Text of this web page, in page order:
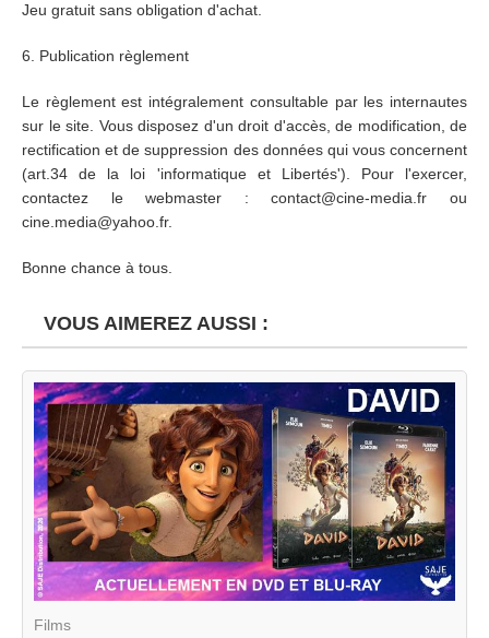
Jeu gratuit sans obligation d'achat.
6. Publication règlement
Le règlement est intégralement consultable par les internautes
sur le site. Vous disposez d'un droit d'accès, de modification, de
rectification et de suppression des données qui vous concernent
(art.34 de la loi 'informatique et Libertés'). Pour l'exercer,
contactez le webmaster : contact@cine-media.fr ou
cine.media@yahoo.fr.
Bonne chance à tous.
VOUS AIMEREZ AUSSI :
Films